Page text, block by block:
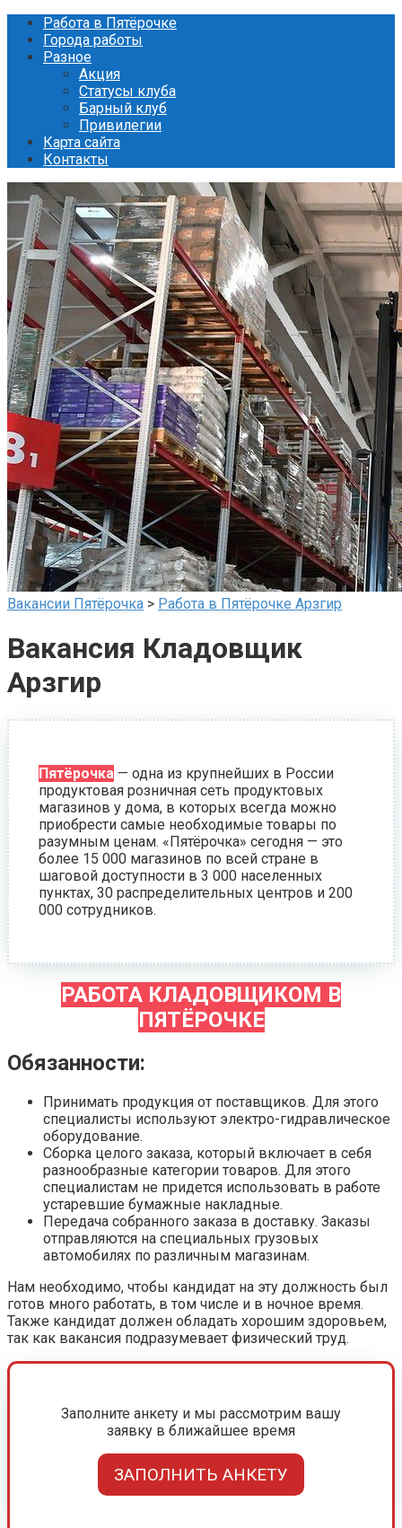
Перейти
контенту
Работа в Пятёрочке
Города работы
Разное
Акция
Статусы клуба
Барный клуб
Привилегии
Карта сайта
Контакты
Вакансии Пятёрочка > Работа в Пятёрочке Арзгир
Вакансия Кладовщик
Арзгир
Пятёрочка — одна из крупнейших в России
продуктовая розничная сеть продуктовых
магазинов у дома, в которых всегда можно
приобрести самые необходимые товары по
разумным ценам. «Пятёрочка» сегодня — это
более 15 000 магазинов по всей стране в
шаговой доступности в 3 000 населенных
пунктах, 30 распределительных центров и 200
000 сотрудников.
РАБОТА КЛАДОВЩИКОМ В
ПЯТЁРОЧКЕ
Обязанности:
Принимать продукция от поставщиков. Для этого
специалисты используют электро-гидравлическое
оборудование.
Сборка целого заказа, который включает в себя
разнообразные категории товаров. Для этого
специалистам не придется использовать в работе
устаревшие бумажные накладные.
Передача собранного заказа в доставку. Заказы
отправляются на специальных грузовых
автомобилях по различным магазинам.
Нам необходимо, чтобы кандидат на эту должность был
готов много работать, в том числе и в ночное время.
Также кандидат должен обладать хорошим здоровьем,
так как вакансия подразумевает физический труд.
Заполните анкету и мы рассмотрим вашу
заявку в ближайшее время
ЗАПОЛНИТЬ АНКЕТУ